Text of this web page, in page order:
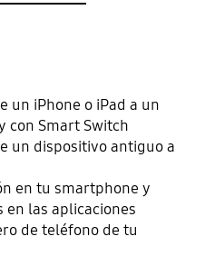
un iPhone o iPad a un
con Smart Switch
un dispositivo antiguo a
en tu smartphone y
las aplicaciones
de teléfono de tu